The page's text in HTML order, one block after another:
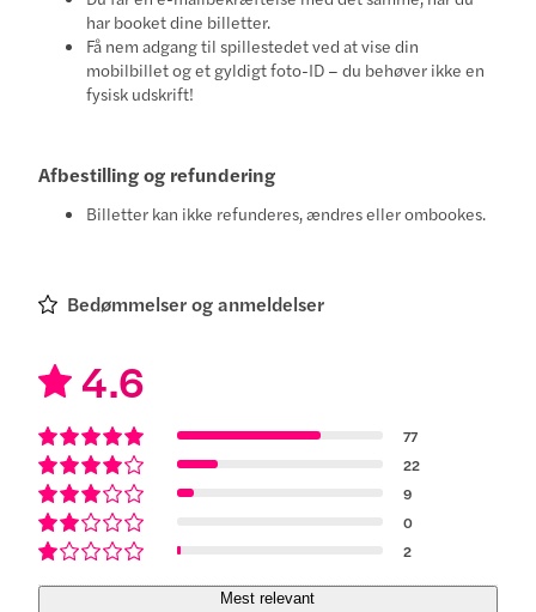
har booket dine billetter.
Få nem adgang til spillestedet ved at vise din
mobilbillet og et gyldigt foto-ID – du behøver ikke en
fysisk udskrift!
Afbestilling og refundering
Billetter kan ikke refunderes, ændres eller ombookes.
Bedømmelser og anmeldelser
4.6
77
22
9
0
2
Mest relevant